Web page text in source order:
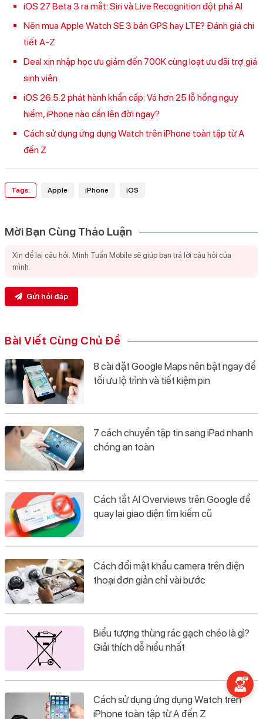
iOS 27 Beta 3 ra mắt: Siri và Live Recognition đột phá AI
Nên mua Apple Watch SE 3 bản GPS hay LTE? Đánh giá chi
tiết A-Z
Deal xịn nhập học ưu giảm đến 700K cùng loạt ưu đãi trợ giá
sinh viên
iOS 26.5.2 phát hành khẩn cấp: Vá hơn 25 lỗ hổng nguy
hiểm, iPhone nào cần lên đời ngay?
Cách sử dụng ứng dụng Watch trên iPhone toàn tập từ A
đến Z
Tags: Apple iPhone iOS
Mời Bạn Cùng Thảo Luận
Gửi hỏi đáp
Bài Viết Cùng Chủ Đề
8 cài đặt Google Maps nên bật ngay để
tối ưu lộ trình và tiết kiệm pin
7 cách chuyển tập tin sang iPad nhanh
chóng an toàn
Cách tắt AI Overviews trên Google để
quay lại giao diện tìm kiếm cũ
Cách đổi mật khẩu camera trên điện
thoại đơn giản chỉ vài bước
Biểu tượng thùng rác gạch chéo là gì?
Giải thích dễ hiểu nhất
Cách sử dụng ứng dụng Watch trên
iPhone toàn tập từ A đến Z